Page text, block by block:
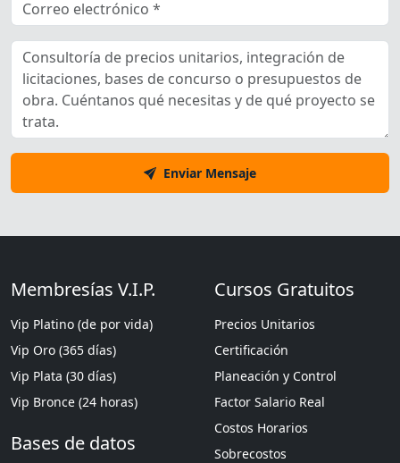
Enviar Mensaje
Membresías V.I.P.
Vip Platino (de por vida)
Vip Oro (365 días)
Vip Plata (30 días)
Vip Bronce (24 horas)
Bases de datos
Cursos Gratuitos
Precios Unitarios
Certificación
Planeación y Control
Factor Salario Real
Costos Horarios
Sobrecostos